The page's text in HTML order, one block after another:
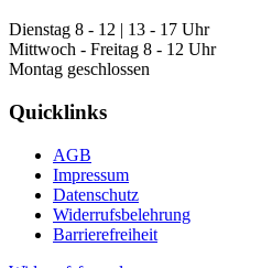
Dienstag 8 - 12 | 13 - 17 Uhr
Mittwoch - Freitag 8 - 12 Uhr
Montag geschlossen
Quicklinks
AGB
Impressum
Datenschutz
Widerrufsbelehrung
Barrierefreiheit